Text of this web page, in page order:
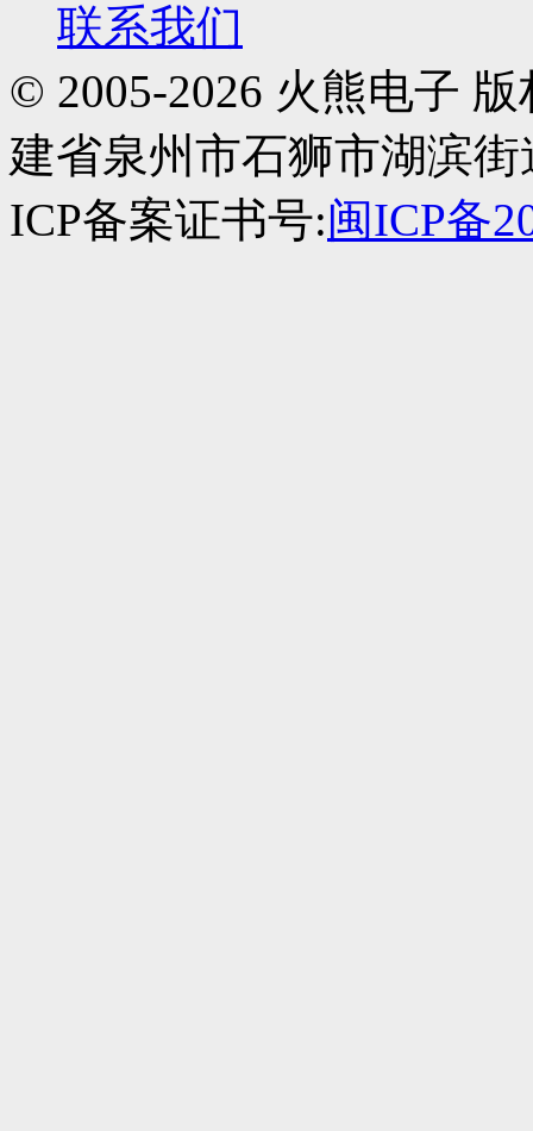
联系我们
© 2005-2026 火熊电子
建省泉州市石狮市湖滨
ICP备案证书号:闽ICP备